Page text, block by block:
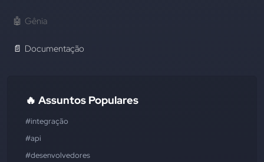
🤖 Gênia
📄 Documentação
🔥 Assuntos Populares
#integração
#api
#desenvolvedores